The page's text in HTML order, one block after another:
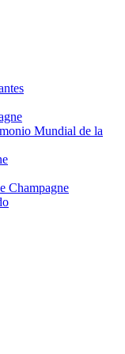
Mundial de la
Champagne